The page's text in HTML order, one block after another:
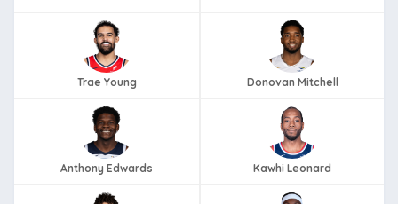
Trae Young Donovan Mitchell
Anthony Edwards Kawhi Leonard